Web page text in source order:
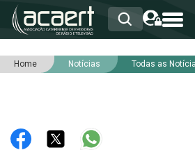
HOME
RNA
NOTÍCIAS
Home Notícias Todas as